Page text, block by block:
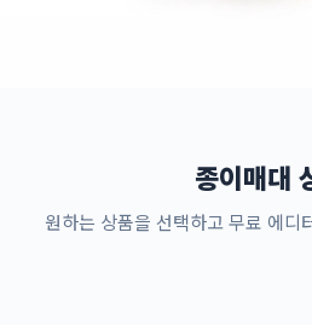
종이매대
원하는 상품을 선택하고 무료 에디